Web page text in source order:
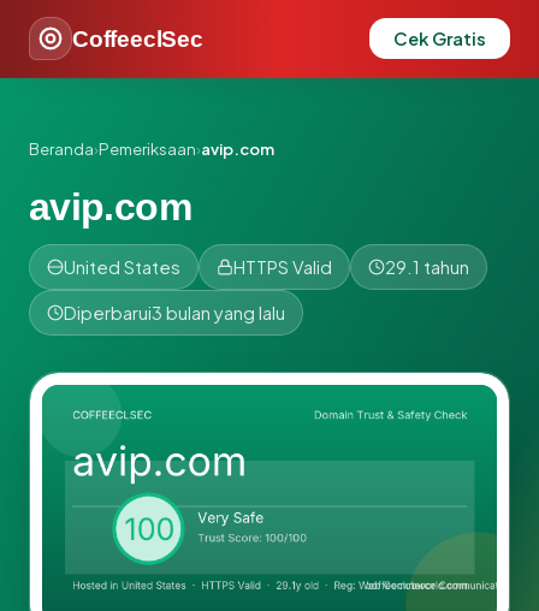
CoffeeclSec Cek Gratis
Beranda›Pemeriksaan›avip.com
avip.com
United States HTTPS Valid 29.1 tahun
Diperbarui3 bulan yang lalu